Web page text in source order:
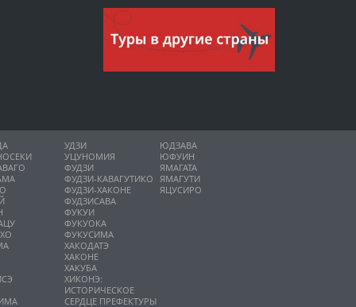
УДЗИ
УЦУНОМИЯ
ФУДЗИ
ФУДЗИ-КАВАГУТИКО
ФУДЗИ-ХАКОНЕ
ФУДЗИСАВА
ФУКУИ
ФУКУОКА
ФУКУСИМА
ХАКОДАТЭ
ХАКОНЕ
ХАКУБА
ХИКОНЭ:
ИСТОРИЧЕСКОЕ
СЕРДЦЕ ПРЕФЕКТУРЫ
ЮДЗАВА
ЮФУИН
ЯМАГАТА
ЯМАГУТИ
ЯЦУСИРО